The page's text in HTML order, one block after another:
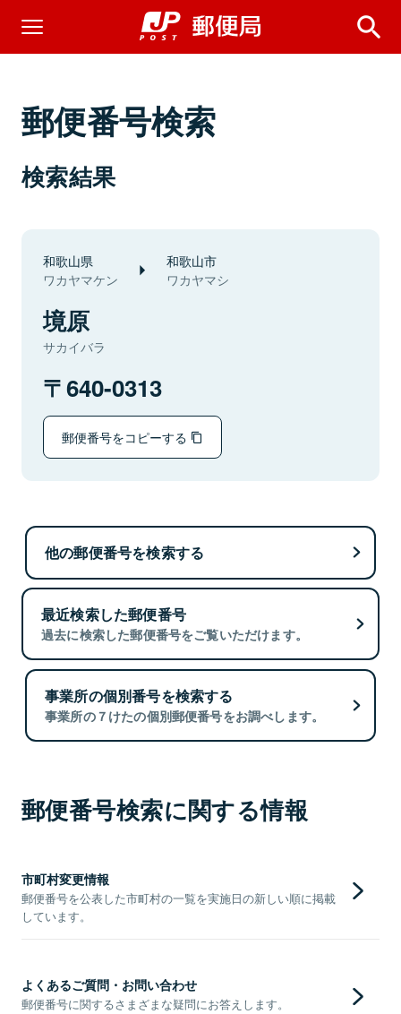
郵便番号検索
検索結果
和歌山県
ワカヤマケン
和歌山市
ワカヤマシ
境原
サカイバラ
640-0313
郵便番号をコピーする
他の郵便番号を検索する
最近検索した郵便番号
過去に検索した郵便番号をご覧いただけます。
事業所の個別番号を検索する
事業所の７けたの個別郵便番号をお調べします。
郵便番号検索に関する情報
市町村変更情報
郵便番号を公表した市町村の一覧を実施日の新しい順に掲載
しています。
よくあるご質問・お問い合わせ
郵便番号に関するさまざまな疑問にお答えします。